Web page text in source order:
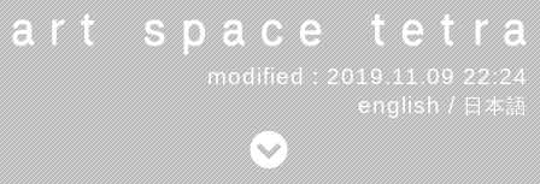
modified : 2019.11.09 22:24
english/日本語